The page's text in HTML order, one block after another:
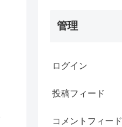
管理
ログイン
投稿フィード
コメントフィード